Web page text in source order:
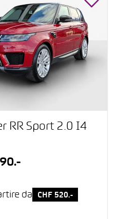
RR Sport 2.0 I4
da CHF 520.-